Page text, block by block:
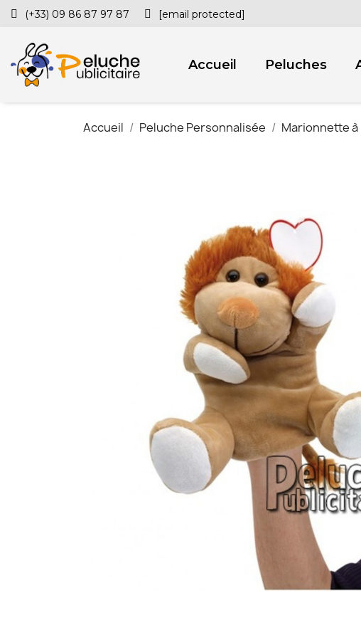
(+33) 09 86 87 97 87 [email protected]
Accueil Peluches
Accueil Peluche Personnalisée Marionnette